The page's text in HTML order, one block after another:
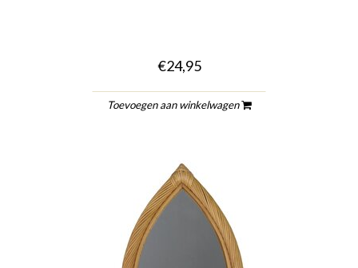
€24,95
Toevoegen aan winkelwagen